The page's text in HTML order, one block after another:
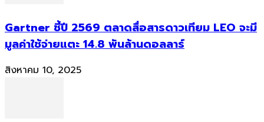
Gartner ชี้ปี 2569 ตลาดสื่อสารดาวเทียม LEO จะมี
มูลค่าใช้จ่ายแตะ 14.8 พันล้านดอลลาร์
สิงหาคม 10, 2025